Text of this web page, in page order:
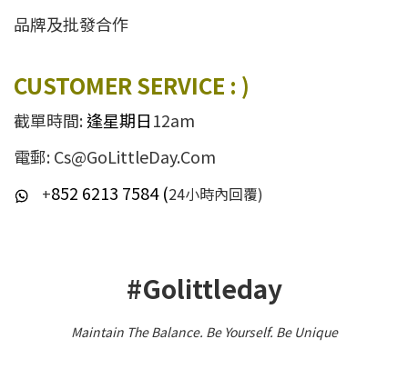
品牌及批發合作
CUSTOMER SERVICE : )
截單時間:逢星期日12am
電郵: Cs@GoLittleDay.Com
+852 6213 7584 (24小時內回覆)
#Golittleday
Maintain The Balance. Be Yourself.Be Unique